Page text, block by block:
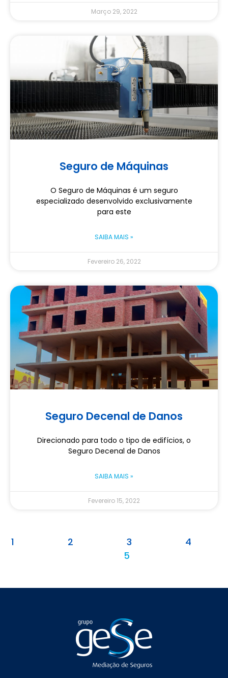
Março 29, 2022
Seguro de Máquinas
O Seguro de Máquinas é um seguro
especializado desenvolvido exclusivamente
para este
SAIBA MAIS »
Fevereiro 26, 2022
Seguro Decenal de Danos
Direcionado para todo o tipo de edifícios, o
Seguro Decenal de Danos
SAIBA MAIS »
Fevereiro 15, 2022
1 2 3
4
5